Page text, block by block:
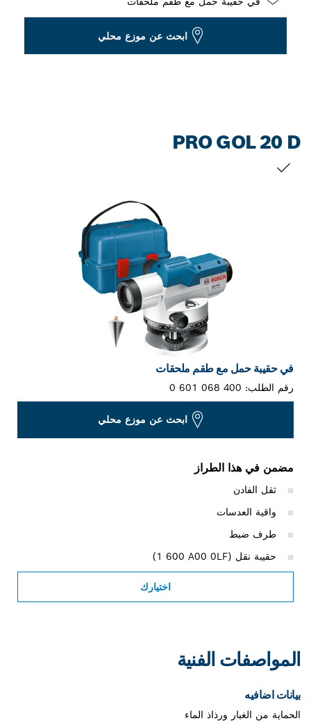
ابحث عن موزع محلي
PRO GOL 20 D
في حقيبة حمل مع طقم ملحقات
رقم الطلب:0 601 068 400
ابحث عن موزع محلي
مضمن في هذا الطراز
ثقل الفادن
واقية العدسات
طرف ضبط
حقيبة نقل (‎1 600 A00 0LF)
اختيارك
المواصفات الفنية
بيانات اضافيه
الحماية من الغبار ورذاذ الماء